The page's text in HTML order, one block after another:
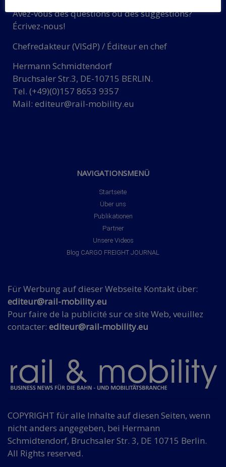
Avez-vous des questions ou des suggestions?
Écrivez-nous!
Chefredakteur (VISdP) / Éditeur en chef
Hermann Schmidtendorf
Bruchsaler Str.3, DE-10715 BERLIN.
Tel. (+49)(0)157 8653 9357
Mail: editeur@rail-mobility.eu
NAVIGATIONSMENÜ
Startseite
Über uns
Publikationen
Partner
Unsere Videos
Blog CARGO FREIGHT JOURNAL
Für Werbung auf dieser Webseite Kontakt über:
editeur@rail-mobility.eu
Pour faire de la publicité sur ce site Web, veuillez
contacter: editeur@rail-mobility.eu
COPYRIGHT für alle Inhalte auf diesen Seiten, wenn
nicht anders angegeben, bei Hermann
Schmidtendorf, Bruchsaler Str. 3, DE 10715 Berlin.
All Rights reserved.